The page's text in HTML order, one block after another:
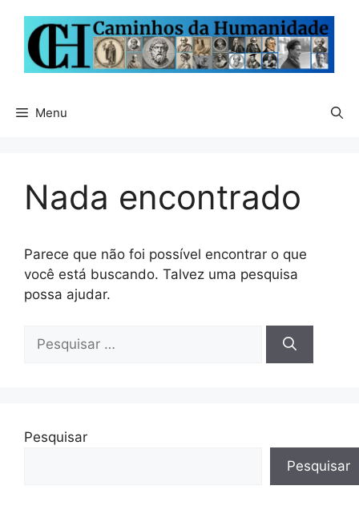
conteúdo
Menu
Nada encontrado
Parece que não foi possível encontrar o que
você está buscando. Talvez uma pesquisa
possa ajudar.
por:
Pesquisar
Pesquisar